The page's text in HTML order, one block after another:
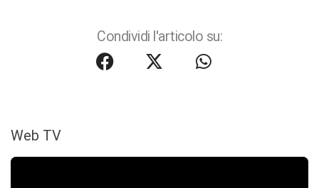
Condividi l'articolo su:
Web TV